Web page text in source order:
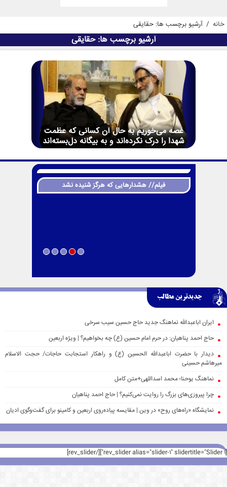
خانه / آرشیو برچسب ها: حقایقی
آرشیو برچسب ها:حقایقی
غصه می‌خوریم به حال آن کسانی که عظمت
شهدا را درک نکرده‌اند و به بیگانه دل‌بسته‌اند
فیلم// هشدارهایی که هرگز شنیده نشد
جدیدترین مطالب
ایران اباعبدالله نماهنگ جدید حاج حسین سیب سرخی
حاج احمد پناهیان: در حرم امام حسین (ع) چه بخواهیم؟ | ویژه اربعین
دیدار با حضرت اباعبدالله الحسین (ع) و راهکار استجابت حاجات/ حجت الاسلام
میرهاشم حسینی
نماهنگ یوحنا؛ محمد اسداللهی+متن کامل
چرا پیروزی‌های بزرگ را روایت نمی‌کنیم؟ | حاج احمد پناهیان
نمایشگاه «راه‌های روح» در وین | مقایسه پیاده‌روی اربعین و کامینو برای گفت‌وگوی ادیان
[rev_slider alias="slider-1" slidertitle="Slider 1"][/rev_slider]